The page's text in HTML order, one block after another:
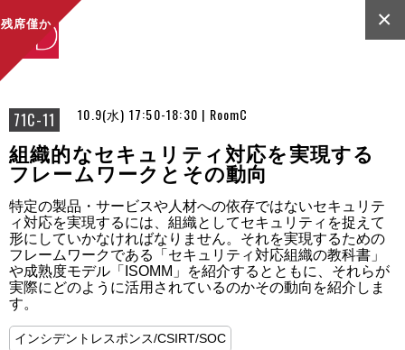
71C-11 10.9(水) 17:50-18:30 | RoomC
×
残席僅か
組織的なセキュリティ対応を実現する
フレームワークとその動向
特定の製品・サービスや人材への依存ではないセキュリテ
ィ対応を実現するには、組織としてセキュリティを捉えて
形にしていかなければなりません。それを実現するための
フレームワークである「セキュリティ対応組織の教科書」
や成熟度モデル「ISOMM」を紹介するとともに、それらが
実際にどのように活用されているのかその動向を紹介しま
す。
インシデントレスポンス/CSIRT/SOC